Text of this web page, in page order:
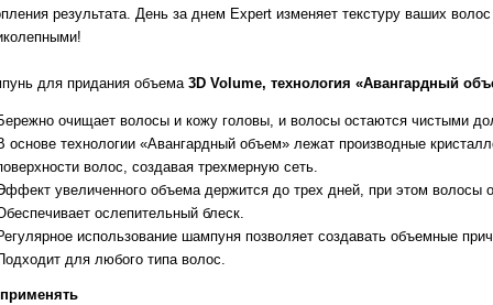
результата. День за днем Expert изменяет текстуру ваших
для придания объема 3D Volumе, технология «Авангардный
очищает волосы и кожу головы, и волосы остаются чистыми
основе технологии «Авангардный объем» лежат производные
волос, создавая трехмерную сеть.
увеличенного объема держится до трех дней, при этом волосы
ослепительный блеск.
использование шампуня позволяет создавать объемные
для любого типа волос.